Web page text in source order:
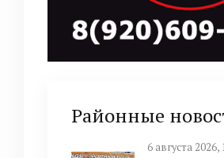
Районные
6 августа 2026,